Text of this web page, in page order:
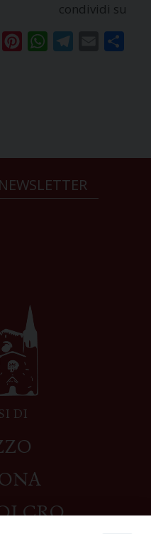
condividi su
TwitterPinterestWhatsAppTelegram
Email
DI